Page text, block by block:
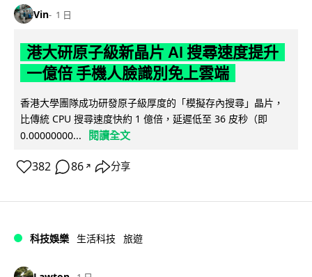
Vin 1 日
港大研原子級新晶片 AI 搜尋速度提升
一億倍 手機人臉識別免上雲端
香港大學團隊成功研發原子級厚度的「模擬存內搜尋」晶片，
比傳統 CPU 搜尋速度快約 1 億倍，延遲低至 36 皮秒（即
0.00000000...
閱讀全文
382 86 ↗ 分享
科技娛樂 生活科技 旅遊